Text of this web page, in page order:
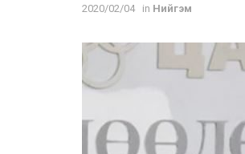
2020/02/04 in Нийгэм